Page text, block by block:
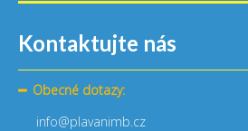
Kontaktujte nás
Obecné dotazy:
info@plavanimb.cz